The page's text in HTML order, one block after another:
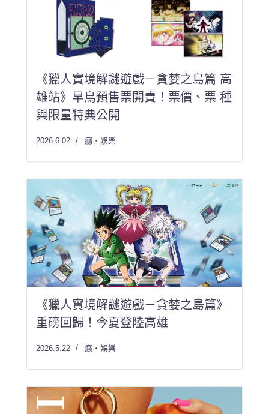
《獵人實境解謎遊戲－貪婪之島篇 高
雄站》早鳥預售票開賣！票價、票 種
與限量特典公開
2026.6.02 癮・娛樂
《獵人實境解謎遊戲－貪婪之島篇》
重磅回歸！今夏登陸高雄
2026.5.22 癮・娛樂